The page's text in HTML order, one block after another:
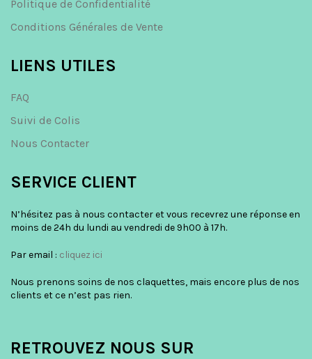
Politique de Confidentialité
Conditions Générales de Vente
LIENS UTILES
FAQ
Suivi de Colis
Nous Contacter
SERVICE CLIENT
N’hésitez pas à nous contacter et vous recevrez une réponse en
moins de 24h du lundi au vendredi de 9h00 à 17h.
Par email : cliquez ici
Nous prenons soins de nos claquettes, mais encore plus de nos
clients et ce n’est pas rien.
RETROUVEZ NOUS SUR